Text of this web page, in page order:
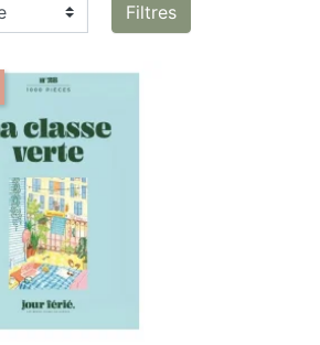
Filtres